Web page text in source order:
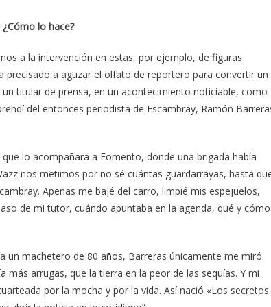
lo hace?
a la intervención en estas, por ejemplo, de figuras
a aguzar el olfato de reportero para convertir un
titular de prensa, en un acontecimiento noticiable, como
del entonces periodista de Escambray, Ramón
lo acompañara a Fomento, donde una brigada había
nos metimos por no sé cuántas guardarrayas, hasta
Apenas me bajé del carro, limpié mis espejuelos,
de mi tutor, cuándo apuntaba en la agenda, qué y cómo
un machetero de 80 años, Barreras únicamente me miró.
arrugas, que la tierra en la peor de las sequías. Y mi
por la mocha y por la vida. Así nació «Los secretos